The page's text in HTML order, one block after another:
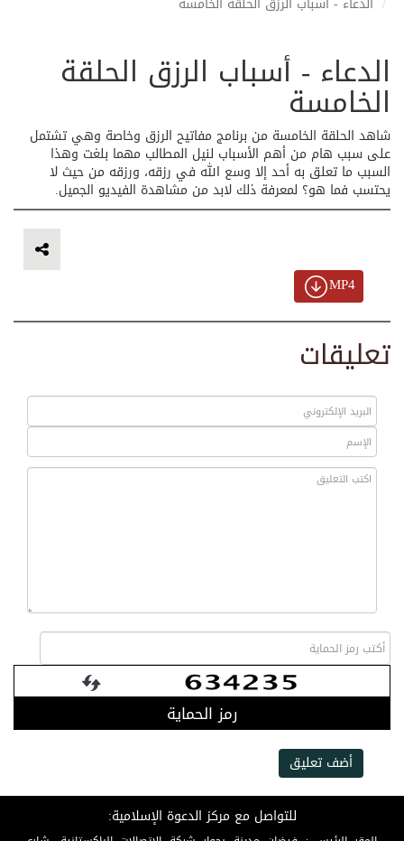
الدعاء - أسباب الرزق الحلقة
الخامسة
شاهد الحلقة الخامسة من برنامج مفاتيح الرزق وخاصة وهي تشتمل
على سبب هام من أهم الأسباب لنيل المطالب مهما بلغت وهذا
السبب ما تعلق به أحد إلا وسع الله في رزقه، ورزقه من حيث لا
يحتسب فما هو؟ لمعرفة ذلك لابد من مشاهدة الفيديو الجميل.
MP4
تعليقات
رمز الحماية
أضف تعليق
للتواصل مع مركز الدعوة الإسلامية: